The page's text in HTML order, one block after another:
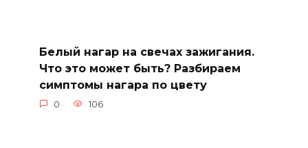
Белый нагар на свечах зажигания.
Что это может быть? Разбираем
симптомы нагара по цвету
0 106